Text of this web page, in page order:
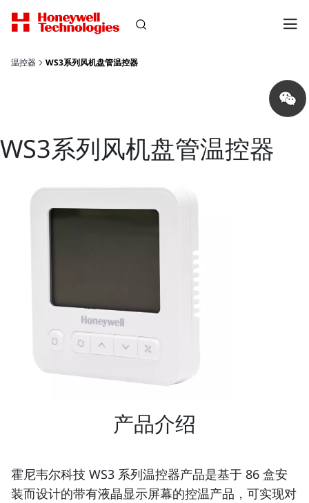
温控器 WS3系列风机盘管温控器
Share
on
wechat
WS3系列风机盘管温控器
产品介绍
霍尼韦尔科技 WS3 系列温控器产品是基于 86 盒安
装而设计的带有液晶显示屏幕的控温产品，可实现对